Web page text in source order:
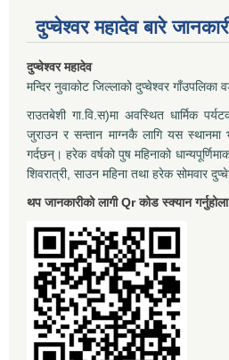
दुप्चेश्वर महादेव बारे
दुप्चेश्वर महादेव
मन्दिर नुवाकोट जिल्लाको दुप्चेश्वर गाँउपलिका
राउतबेशी गा.वि.स)मा अवस्थित धार्मिक
जुराउन र सन्तान माग्नकै लागि यस
गर्दछन्। हरेक वर्षको पुष महिनाको
शिवरात्री, साउन महिना तथा हरेक सोमवार
थप जानकारीको लागी Qr कोड स्क्यान